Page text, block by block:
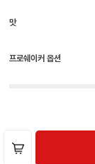
맛
프로쉐이커 옵션